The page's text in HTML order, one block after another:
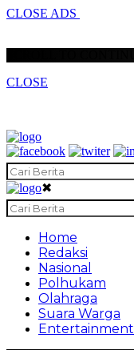
CLOSE ADS
CLOSE
✖
Home
Redaksi
Nasional
Polhukam
Olahraga
Suara Warga
Entertainment